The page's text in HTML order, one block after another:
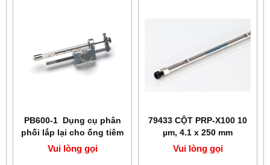
PB600-1 Dụng cụ phân
phối lắp lại cho ống tiêm
Hamilton
Vui lòng gọi
79433 CỘT PRP-X100 10
µm, 4.1 x 250 mm
Hamilton
Vui lòng gọi